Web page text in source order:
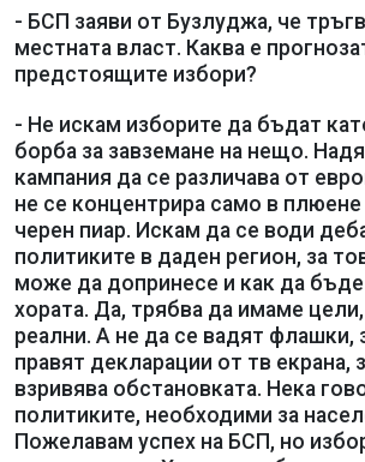
- БСП заяви от Бузлуджа, че
местната власт. Каква е
предстоящите избори?
- Не искам изборите да бъдат
борба за завземане на нещо.
кампания да се различава от
не се концентрира само в плюене
черен пиар. Искам да се води
политиките в даден регион, за
може да допринесе и как да бъде
хората. Да, трябва да имаме
реални. А не да се вадят флашки,
правят декларации от тв екрана,
взривява обстановката. Нека
политиките, необходими за
Пожелавам успех на БСП, но